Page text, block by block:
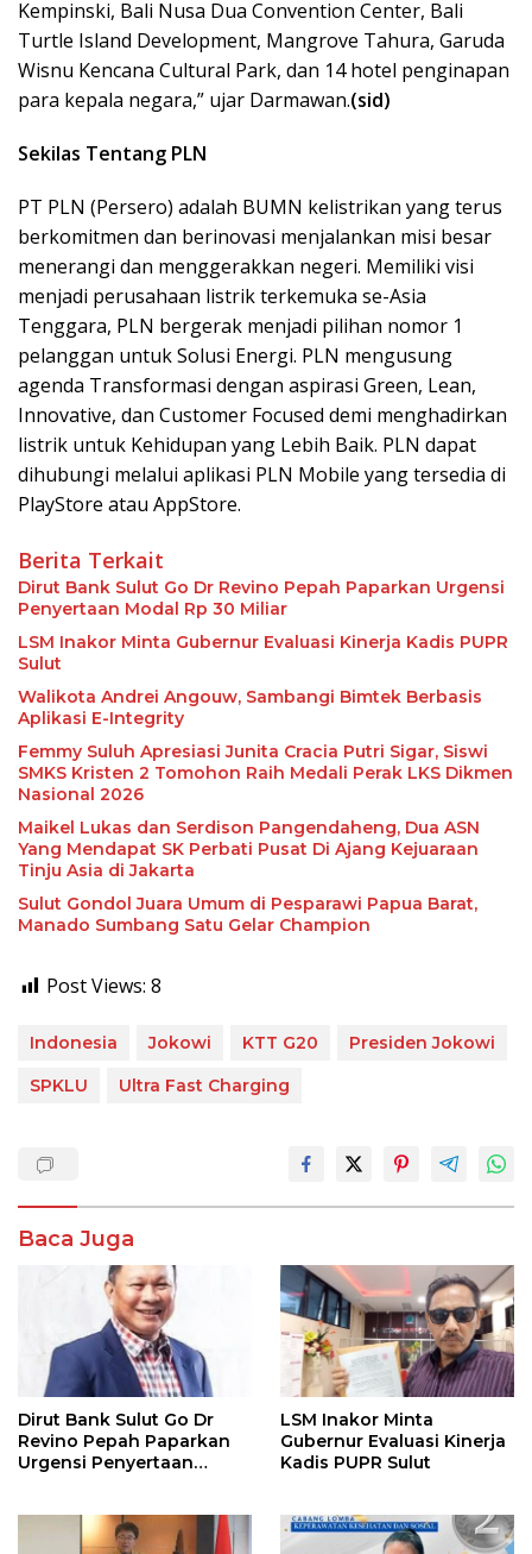
Kempinski, Bali Nusa Dua Convention Center, Bali
Turtle Island Development, Mangrove Tahura, Garuda
Wisnu Kencana Cultural Park, dan 14 hotel penginapan
para kepala negara,” ujar Darmawan.(sid)
Sekilas Tentang PLN
PT PLN (Persero) adalah BUMN kelistrikan yang terus
berkomitmen dan berinovasi menjalankan misi besar
menerangi dan menggerakkan negeri. Memiliki visi
menjadi perusahaan listrik terkemuka se-Asia
Tenggara, PLN bergerak menjadi pilihan nomor 1
pelanggan untuk Solusi Energi. PLN mengusung
agenda Transformasi dengan aspirasi Green, Lean,
Innovative, dan Customer Focused demi menghadirkan
listrik untuk Kehidupan yang Lebih Baik. PLN dapat
dihubungi melalui aplikasi PLN Mobile yang tersedia di
PlayStore atau AppStore.
Berita Terkait
Dirut Bank Sulut Go Dr Revino Pepah Paparkan Urgensi
Penyertaan Modal Rp 30 Miliar
LSM Inakor Minta Gubernur Evaluasi Kinerja Kadis PUPR
Sulut
Walikota Andrei Angouw, Sambangi Bimtek Berbasis
Aplikasi E-Integrity
Femmy Suluh Apresiasi Junita Cracia Putri Sigar, Siswi
SMKS Kristen 2 Tomohon Raih Medali Perak LKS Dikmen
Nasional 2026
Maikel Lukas dan Serdison Pangendaheng, Dua ASN
Yang Mendapat SK Perbati Pusat Di Ajang Kejuaraan
Tinju Asia di Jakarta
Sulut Gondol Juara Umum di Pesparawi Papua Barat,
Manado Sumbang Satu Gelar Champion
Post Views: 8
Indonesia Jokowi KTT G20
Presiden Jokowi
SPKLU
Ultra Fast Charging
Baca Juga
Dirut Bank Sulut Go Dr
Revino Pepah Paparkan
Urgensi Penyertaan
LSM Inakor Minta
Gubernur Evaluasi Kinerja
Kadis PUPR Sulut